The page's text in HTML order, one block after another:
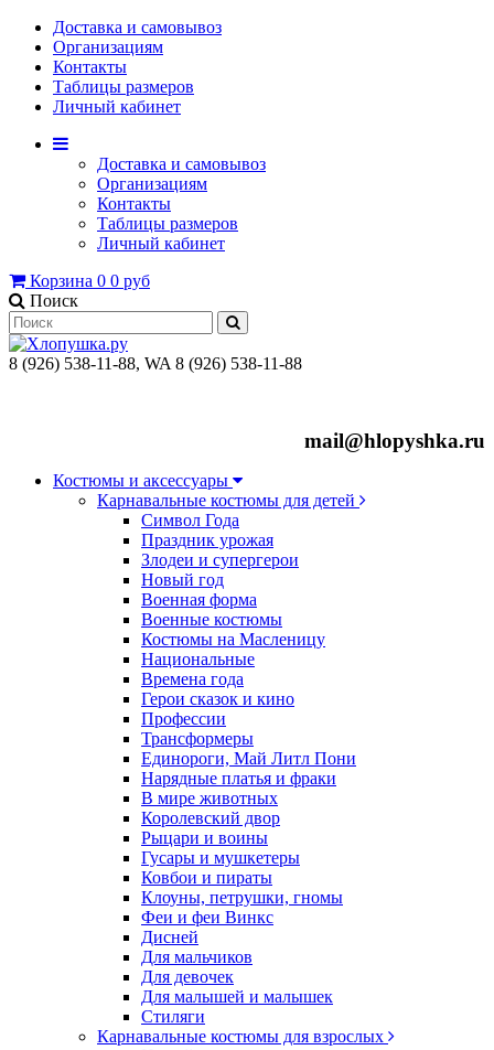
Доставка и самовывоз
Организациям
Контакты
Таблицы размеров
Личный кабинет
Доставка и самовывоз
Организациям
Контакты
Таблицы размеров
Личный кабинет
Корзина 0 0 руб
Поиск
8 (926) 538-11-88, WA 8 (926) 538-11-88
mail@hlopyshka.ru
Костюмы и аксессуары
Карнавальные костюмы для детей
Символ Года
Праздник урожая
Злодеи и супергерои
Новый год
Военная форма
Военные костюмы
Костюмы на Масленицу
Национальные
Времена года
Герои сказок и кино
Профессии
Трансформеры
Единороги, Май Литл Пони
Нарядные платья и фраки
В мире животных
Королевский двор
Рыцари и воины
Гусары и мушкетеры
Ковбои и пираты
Клоуны, петрушки, гномы
Феи и феи Винкс
Дисней
Для мальчиков
Для девочек
Для малышей и малышек
Стиляги
Карнавальные костюмы для взрослых